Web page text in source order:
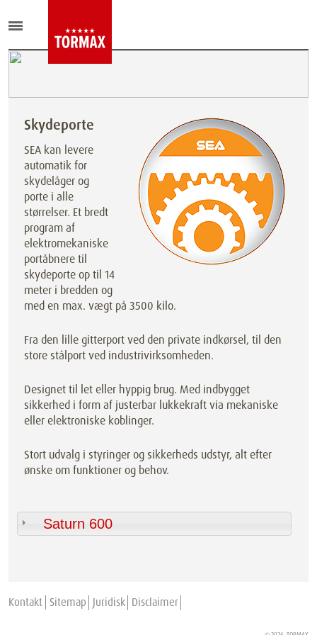
Skydeporte
SEA kan levere
automatik for
skydelåger og
porte i alle
størrelser. Et bredt
program af
elektromekaniske
portåbnere til
skydeporte op til 14
meter i bredden og
med en max. vægt på 3500 kilo.
Fra den lille gitterport ved den private indkørsel, til den
store stålport ved industrivirksomheden.
Designet til let eller hyppig brug. Med indbygget
sikkerhed i form af justerbar lukkekraft via mekaniske
eller elektroniske koblinger.
Stort udvalg i styringer og sikkerheds udstyr, alt efter
ønske om funktioner og behov.
Saturn 600
Kontakt Sitemap Juridisk Disclaimer